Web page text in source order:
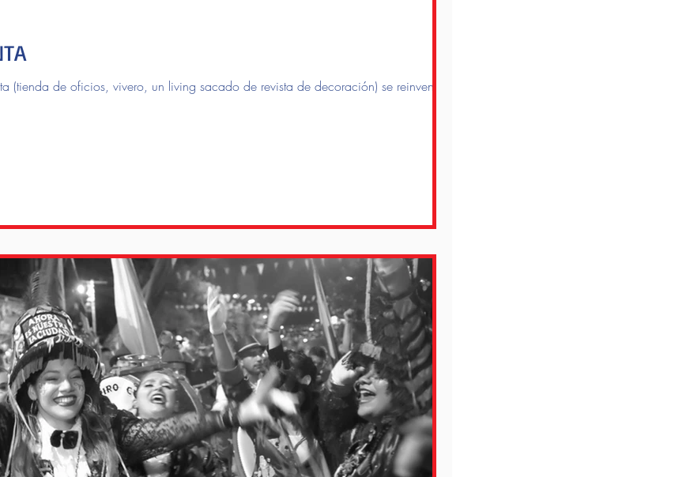
(tienda de oficios, vivero, un living sacado de revista de decoración) se reinventó en